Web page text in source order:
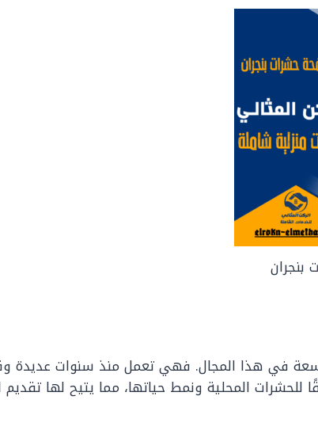
في هذا المجال. فهي تعمل منذ سنوات عديدة
المحلية ونمط حياتها، مما يتيح لها تقديم